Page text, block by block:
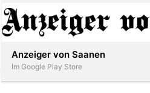
Anzeiger von Saanen
Im Google Play Store